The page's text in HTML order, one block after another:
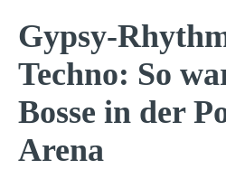
Gypsy-
Techno: So
Bosse in der
Arena